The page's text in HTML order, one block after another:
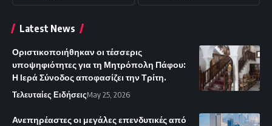
Latest News
Οριστικοποιήθηκαν οι τέσσερις
υποψηφιότητες για τη Μητρόπολη Πάφου:
Η Ιερά Σύνοδος αποφασίζει την Τρίτη.
Τελευταίες ΕιδήσειςMay 25, 2026
Ανεπηρέαστες οι μεγάλες επενδυτικές από